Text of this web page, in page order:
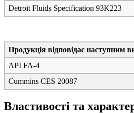
Detroit Fluids Specification 93K223
Продукція відповідає наступним
API FA-4
Cummins CES 20087
Властивості та